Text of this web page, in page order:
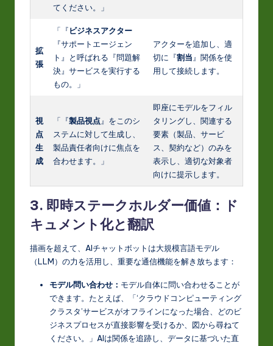
てください。」
拡
張
「『ビジネスアクター
『サポートエージェン
ト』と呼ばれる『問題解
決』サービスを実行する
もの。」
アクターを追加し、適
切に『割当 』関係を使
用して接続します。
視
点
生
成
「『製品視点』をこのシ
ステムに対して生成し、
製品責任者向けに焦点を
合わせます。」
即座にモデルをフィル
タリングし、関連する
要素（製品、サービ
ス、契約など）のみを
表示し、適切な対象者
向けに提示します。
3. 即時ステークホルダー価値：ド
キュメント化と翻訳
描画を超えて、AIチャットボットは大規模言語モデル
（LLM）の力を活用し、重要な通信機能を解き放ちます：
モデル問い合わせ： モデル自体に問い合わせることが
できます。たとえば、「‘クラウドコンピューティング
クラスタ’サービスがオフラインになった場合、どのビ
ジネスプロセスが直接影響を受けるか、図から尋ねて
ください。」AIは関係を追跡し、データに基づいた直